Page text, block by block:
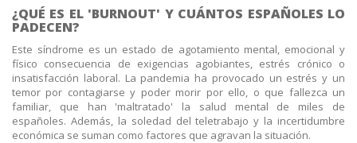
¿QUÉ ES EL 'BURNOUT' Y CUÁNTOS ESPAÑOLES LO
PADECEN?
Este síndrome es un estado de agotamiento mental, emocional y
físico consecuencia de exigencias agobiantes, estrés crónico o
insatisfacción laboral. La pandemia ha provocado un estrés y un
temor por contagiarse y poder morir por ello, o que fallezca un
familiar, que han 'maltratado' la salud mental de miles de
españoles. Además, la soledad del teletrabajo y la incertidumbre
económica se suman como factores que agravan la situación.